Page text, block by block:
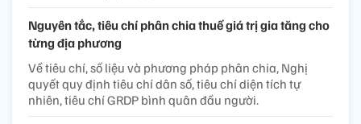
Nguyên tắc, tiêu chí phân chia thuế giá trị gia tăng cho
từng địa phương
Về tiêu chí, số liệu và phương pháp phân chia, Nghị
quyết quy định tiêu chí dân số, tiêu chí diện tích tự
nhiên, tiêu chí GRDP bình quân đầu người.